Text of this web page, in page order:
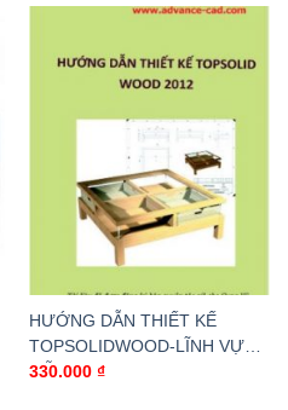
HƯỚNG DẪN THIẾT KẾ
TOPSOLIDWOOD-LĨNH VỰC
GỖ
330.000 ₫